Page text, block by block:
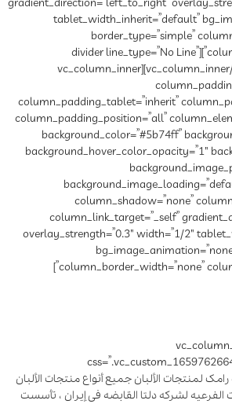
tablet_width_inherit=”default”
border_type=”simple”
column_border_style=”solid”][divider line_type=”No Line”
custom_height=”400″][/vc_column_inner][vc_column_inner
column_padding_tablet=”inherit”
column_padding_position=”all”
background_color=”#5b74ff”
background_hover_color_opacity=”1″
column_shadow=”none”
column_link_target=”_self”
overlay_strength=”0.3″ width=”1/2″
column_border_width=”none” column_border_style=”solid”]
[/
لمنتجات الألبان جمیع أنواع منتجات الألبان
الفرعیه لشرکه دلتا القابضه فی إیران ، تأسست